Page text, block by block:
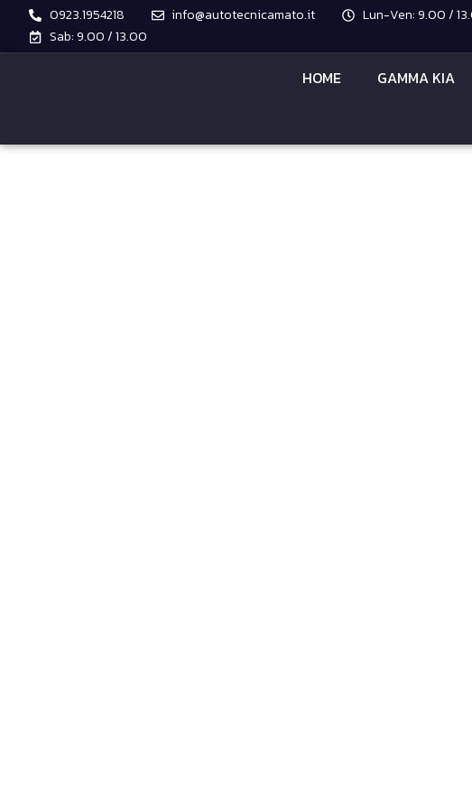
0923.1954218 info@autotecnicamato.it
Lun-Ven: 9.00 /
Sab: 9.00 / 13.00
HOME GAMMA KIA